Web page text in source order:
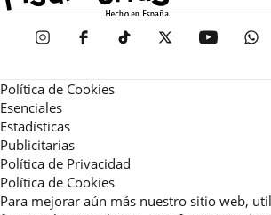
Política de Cookies
Esenciales
Estadísticas
Publicitarias
Política de Privacidad
Política de Cookies
Para mejorar aún más nuestro sitio web,